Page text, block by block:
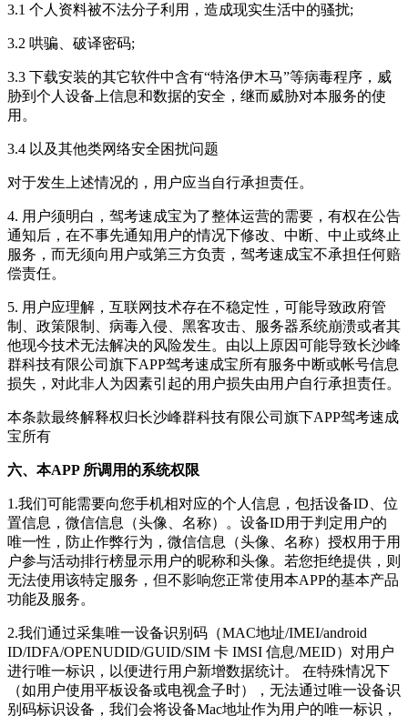
3.1 个人资料被不法分子利用，造成现实生活中的骚扰;
3.2 哄骗、破译密码;
3.3 下载安装的其它软件中含有“特洛伊木马”等病毒程序，威
胁到个人设备上信息和数据的安全，继而威胁对本服务的使
用。
3.4 以及其他类网络安全困扰问题
对于发生上述情况的，用户应当自行承担责任。
4. 用户须明白， 驾考速成宝为了整体运营的需要，有权在公告
通知后，在不事先通知用户的情况下修改、中断、中止或终止
服务，而无须向用户或第三方负责， 驾考速成宝不承担任何赔
偿责任。
5. 用户应理解，互联网技术存在不稳定性，可能导致政府管
制、政策限制、病毒入侵、黑客攻击、服务器系统崩溃或者其
他现今技术无法解决的风险发生。由以上原因可能导致长沙峰
群科技有限公司 旗下APP驾考速成宝所有服务中断或帐号信息
损失，对此非人为因素引起的用户损失由用户自行承担责任。
本条款最终解释权归长沙峰群科技有限公司 旗下APP驾考速成
宝所有
六、本APP 所调用的系统权限
1.我们可能需要向您手机相对应的个人信息，包括设备ID、位
置信息，微信信息（头像、名称）。设备ID用于判定用户的
唯一性，防止作弊行为，微信信息（头像、名称）授权用于用
户参与活动排行榜显示用户的昵称和头像。若您拒绝提供，则
无法使用该特定服务，但不影响您正常使用本APP的基本产品
功能及服务。
2.我们通过采集唯一设备识别码（MAC地址/IMEI/android
ID/IDFA/OPENUDID/GUID/SIM 卡 IMSI 信息/MEID）对用户
进行唯一标识，以便进行用户新增数据统计。 在特殊情况下
（如用户使用平板设备或电视盒子时），无法通过唯一设备识
别码标识设备，我们会将设备Mac地址作为用户的唯一标识，